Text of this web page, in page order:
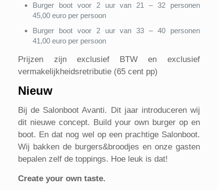
Burger boot voor 2 uur van 21 – 32 personen
45,00 euro per persoon
Burger boot voor 2 uur van 33 – 40 personen
41,00 euro per persoon
Prijzen zijn exclusief BTW en exclusief
vermakelijkheidsretributie (65 cent pp)
Nieuw
Bij de Salonboot Avanti. Dit jaar introduceren wij
dit nieuwe concept. Build your own burger op en
boot. En dat nog wel op een prachtige Salonboot.
Wij bakken de burgers&broodjes en onze gasten
bepalen zelf de toppings. Hoe leuk is dat!
Create your own taste.